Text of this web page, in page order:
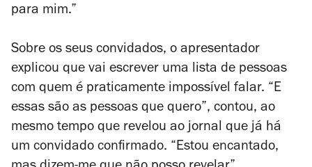
para mim.”
Sobre os seus convidados, o apresentador
explicou que vai escrever uma lista de pessoas
com quem é praticamente impossível falar. “E
essas são as pessoas que quero”, contou, ao
mesmo tempo que revelou ao jornal que já há
um convidado confirmado. “Estou encantado,